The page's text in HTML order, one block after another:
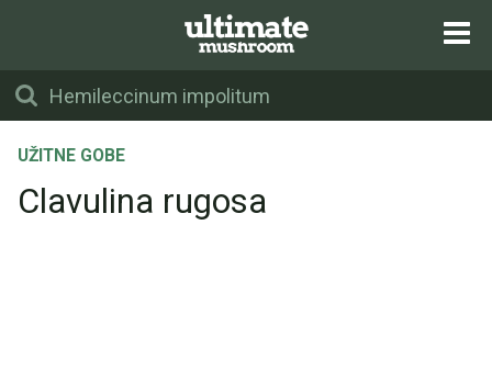
UŽITNE GOBE
Clavulina rugosa